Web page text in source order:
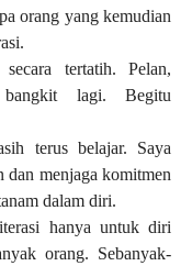
orang yang kemudian
tertatih. Pelan,
lagi. Begitu
terus belajar. Saya
dan menjaga komitmen
dalam diri.
hanya untuk diri
orang. Sebanyak-